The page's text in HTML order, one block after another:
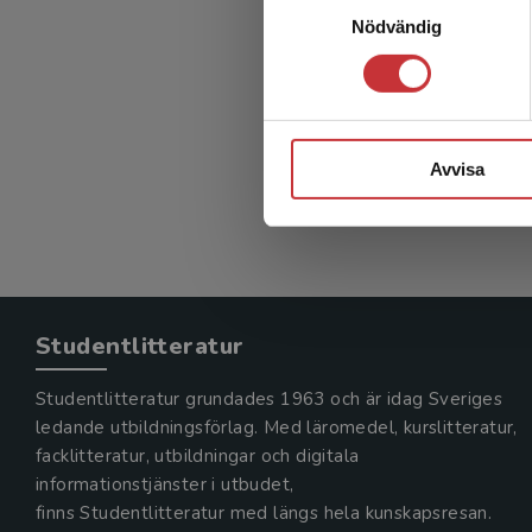
Nödvändig
Avvisa
Studentlitteratur
Studentlitteratur grundades 1963 och är idag Sveriges
ledande utbildningsförlag. Med läromedel, kurslitteratur,
facklitteratur, utbildningar och digitala
informationstjänster i utbudet,
finns Studentlitteratur med längs hela kunskapsresan.